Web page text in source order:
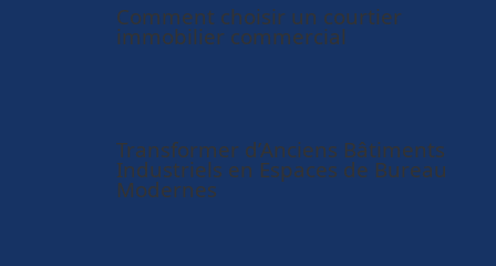
Comment choisir un courtier
immobilier commercial
Transformer d’Anciens Bâtiments
Industriels en Espaces de Bureau
Modernes